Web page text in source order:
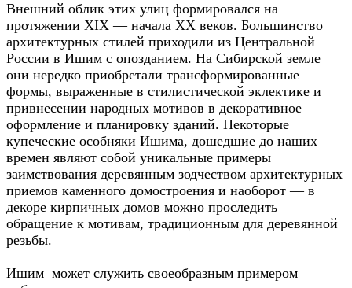
Внешний облик этих улиц формировался на
протяжении XIX — начала XX веков. Большинство
архитектурных стилей приходили из Центральной
России в Ишим с опозданием. На Сибирской земле
они нередко приобретали трансформированные
формы, выраженные в стилистической эклектике и
привнесении народных мотивов в декоративное
оформление и планировку зданий. Некоторые
купеческие особняки Ишима, дошедшие до наших
времен являют собой уникальные примеры
заимствования деревянным зодчеством архитектурных
приемов каменного домостроения и наоборот — в
декоре кирпичных домов можно проследить
обращение к мотивам, традиционным для деревянной
резьбы.
Ишим может служить своеобразным примером